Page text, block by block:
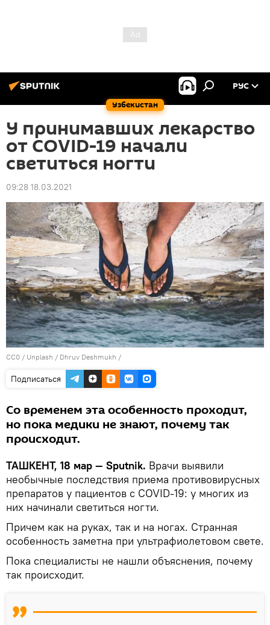
Узбекистан
РУС
У принимавших лекарство
от COVID-19 начали
светиться ногти
09:28 18.03.2021
CC0 / Unplash / Dhruv Deshmukh /
Подписаться
Со временем эта особенность проходит,
но пока медики не знают, почему так
происходит.
ТАШКЕНТ, 18 мар — Sputnik. Врачи выявили
необычные последствия приема противовирусных
препаратов у пациентов с COVID-19: у многих из
них начинали светиться ногти.
Причем как на руках, так и на ногах. Странная
особенность заметна при ультрафиолетовом свете.
Пока специалисты не нашли объяснения, почему
так происходит.